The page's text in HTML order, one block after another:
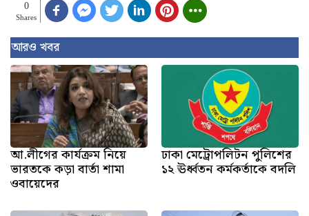
0
Shares
আরও খবর
আ.লীগের কার্যক্রম নিয়ে
ভারতকে কড়া বার্তা শামা
ওবায়েদের
ঢাকা মেট্রোপলিটন পুলিশের
১২ ঊর্ধ্বতন কর্মকর্তাকে বদলি